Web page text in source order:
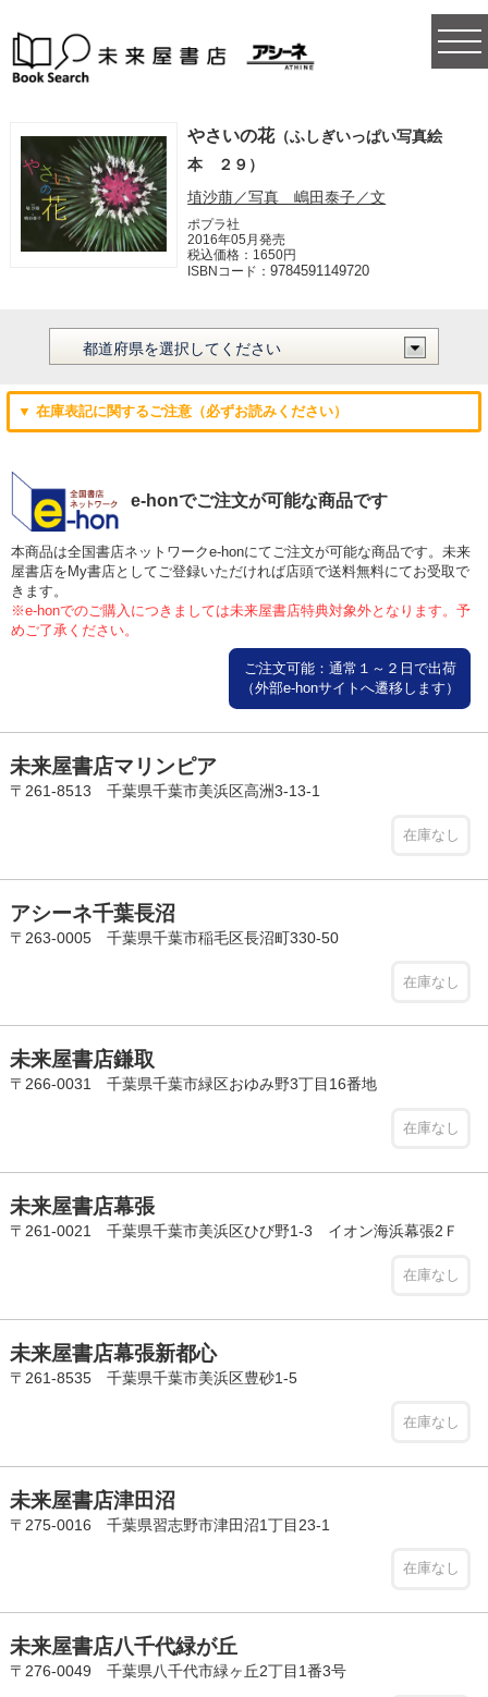
やさいの花（ふしぎいっぱい写真絵
本 ２９）
埴沙萠／写真 嶋田泰子／文
ポプラ社
2016年05月発売
税込価格：1650円
ISBNコード：9784591149720
▼ 在庫表記に関するご注意（必ずお読みください）
e-honでご注文が可能な商品です
本商品は全国書店ネットワークe-honにてご注文が可能な商品です。未来
屋書店をMy書店としてご登録いただければ店頭で送料無料にてお受取で
きます。
※e-honでのご購入につきましては未来屋書店特典対象外となります。予
めご了承ください。
ご注文可能：通常１～２日で出荷
（外部e-honサイトへ遷移します）
未来屋書店マリンピア
〒261-8513 千葉県千葉市美浜区高洲3-13-1
在庫なし
アシーネ千葉長沼
〒263-0005 千葉県千葉市稲毛区長沼町330-50
在庫なし
未来屋書店鎌取
〒266-0031 千葉県千葉市緑区おゆみ野3丁目16番地
在庫なし
未来屋書店幕張
〒261-0021 千葉県千葉市美浜区ひび野1-3 イオン海浜幕張2Ｆ
在庫なし
未来屋書店幕張新都心
〒261-8535 千葉県千葉市美浜区豊砂1-5
在庫なし
未来屋書店津田沼
〒275-0016 千葉県習志野市津田沼1丁目23-1
在庫なし
未来屋書店八千代緑が丘
〒276-0049 千葉県八千代市緑ヶ丘2丁目1番3号